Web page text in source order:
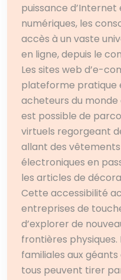
puissance
numériques, les
accès à un vaste
en ligne, depuis le
Les sites web d’e-
plateforme pratique
acheteurs du monde
est possible de
virtuels regorgeant
allant des
électroniques en
les articles de
Cette accessibilité
entreprises de
d’explorer de
frontières
familiales aux
tous peuvent tirer